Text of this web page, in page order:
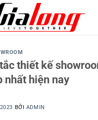
thiết kế
nhất hiện nay
BỞI ADMIN